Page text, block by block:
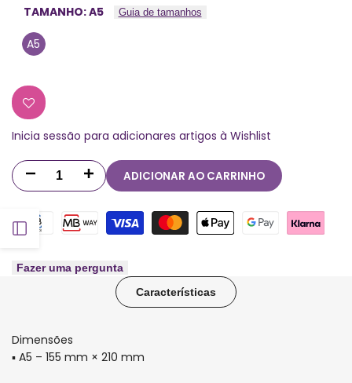
Abrir
barra
TAMANHO:A5 Guia de tamanhos
A5
Inicia sessão para adicionares artigos à Wishlist
Diminuir
para
Capa
para
Aumentar
Capa
para
ADICIONAR AO CARRINHO
Fazer uma pergunta
Características
Dimensões
▪ A5 – 155 mm × 210 mm